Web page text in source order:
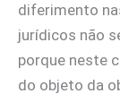
diferimento
jurídicos não
porque neste
do objeto da